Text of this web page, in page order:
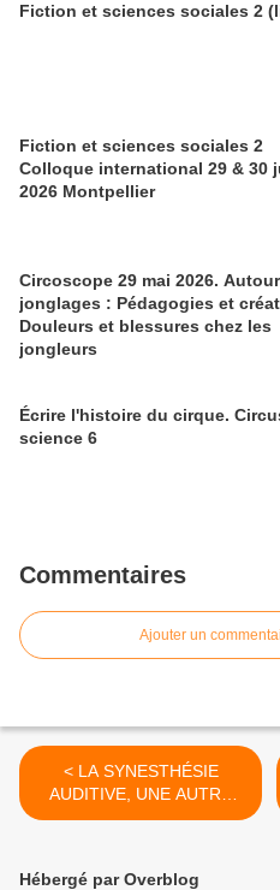
Fiction et sciences sociales 2
Fiction et sciences sociales 2
Colloque international 29 & 30
2026 Montpellier
Circoscope 29 mai 2026.
jonglages : Pédagogies et
Douleurs et blessures chez les
jongleurs
Écrire l'histoire du cirque.
science 6
Commentaires
Ajouter un
< LA SYNESTHÉSIE
AUDITIVE, UNE AUTRE
DIMENSION DU SON
Hébergé par Overblog